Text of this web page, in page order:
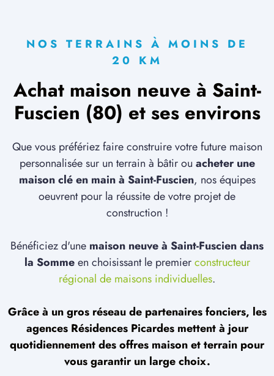
NOS TERRAINS À MOINS DE
20 KM
Achat maison neuve à Saint-
Fuscien (80) et ses environs
Que vous préfériez faire construire votre future maison
personnalisée sur un terrain à bâtir ou acheter une
maison clé en main à Saint-Fuscien, nos équipes
oeuvrent pour la réussite de votre projet de
construction !
Bénéficiez d'une maison neuve à Saint-Fuscien dans
la Sommeen choisissant le premierconstructeur
régional de maisons individuelles.
Grâce à un gros réseau de partenaires fonciers, les
agences Résidences Picardes mettent à jour
quotidiennement des offres maison et terrain pour
vous garantir un large choix.